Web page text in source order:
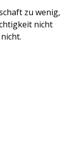
zu wenig,
nicht